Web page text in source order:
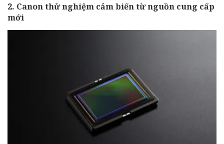
2. Canon thử nghiệm cảm biến từ nguồn cung cấp
mới